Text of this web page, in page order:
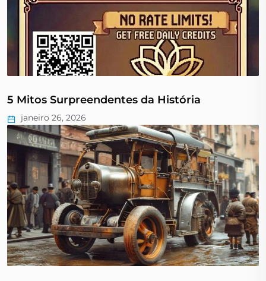
5 Mitos Surpreendentes da História
janeiro 26, 2026